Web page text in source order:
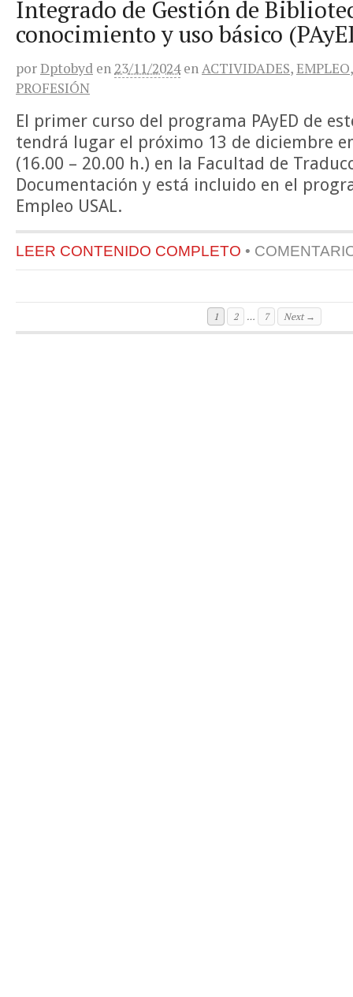
Integrado de Gestión de
conocimiento y uso básico
porDptobyd en 23/11/2024 enACTIVIDADES,EMPLEO
PROFESIÓN
El primer curso del programa PAyED de
tendrá lugar el próximo 13 de diciembre
(16.00 – 20.00 h.) en la Facultad de
Documentación y está incluido en el
Empleo USAL.
LEER CONTENIDO COMPLETO •
1 2 … 7 Next →